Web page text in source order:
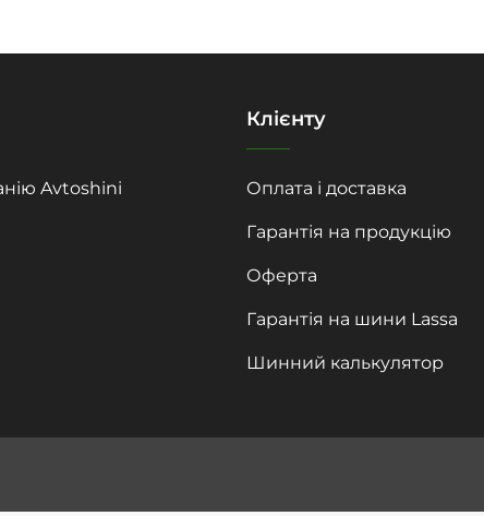
Avtoshini
Клієнту
Оплата і доставка
Гарантія на продукцію
Оферта
Гарантія на шини Lassa
Шинний калькулятор